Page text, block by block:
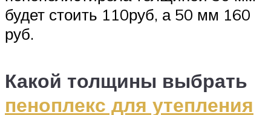
будет стоить 110руб, а 50 мм 160
руб.
Какой толщины выбрать
пеноплекс для утепления